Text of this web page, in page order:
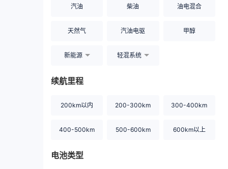
汽油 柴油 油电混合
天然气 汽油电驱 甲醇
新能源 轻混系统
续航里程
200km以内 200-300km 300-400km
400-500km 500-600km 600km以上
电池类型